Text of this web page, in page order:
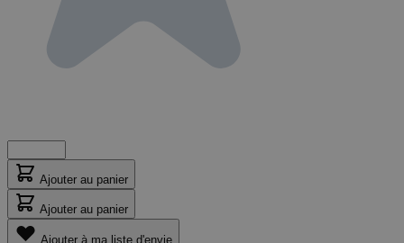
Ajouter au panier
Ajouter au panier
Ajouter à ma liste d'envie